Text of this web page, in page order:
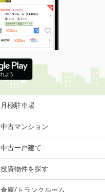
月極駐車場
中古マンション
中古一戸建て
投資物件を探す
倉庫/トランクルーム